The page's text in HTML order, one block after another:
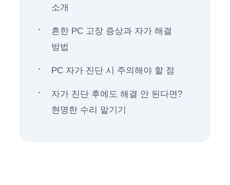
소개
흔한 PC 고장 증상과 자가 해결
방법
PC 자가 진단 시 주의해야 할 점
자가 진단 후에도 해결 안 된다면?
현명한 수리 맡기기